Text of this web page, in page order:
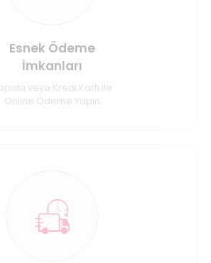
Esnek Ödeme
İmkanları
veya Kredi Kartı ile
Online Ödeme Yapın